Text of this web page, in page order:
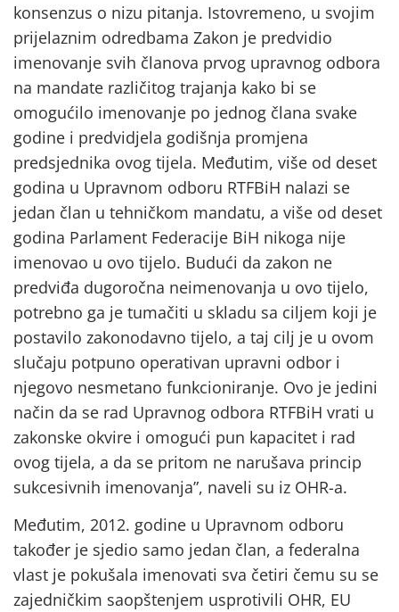
konsenzus o nizu pitanja. Istovremeno, u svojim
prijelaznim odredbama Zakon je predvidio
imenovanje svih članova prvog upravnog odbora
na mandate različitog trajanja kako bi se
omogućilo imenovanje po jednog člana svake
godine i predvidjela godišnja promjena
predsjednika ovog tijela. Međutim, više od deset
godina u Upravnom odboru RTFBiH nalazi se
jedan član u tehničkom mandatu, a više od deset
godina Parlament Federacije BiH nikoga nije
imenovao u ovo tijelo. Budući da zakon ne
predviđa dugoročna neimenovanja u ovo tijelo,
potrebno ga je tumačiti u skladu sa ciljem koji je
postavilo zakonodavno tijelo, a taj cilj je u ovom
slučaju potpuno operativan upravni odbor i
njegovo nesmetano funkcioniranje. Ovo je jedini
način da se rad Upravnog odbora RTFBiH vrati u
zakonske okvire i omogući pun kapacitet i rad
ovog tijela, a da se pritom ne narušava princip
sukcesivnih imenovanja”, naveli su iz OHR-a.
Međutim, 2012. godine u Upravnom odboru
također je sjedio samo jedan član, a federalna
vlast je pokušala imenovati sva četiri čemu su se
zajedničkim saopštenjem usprotivili OHR, EU